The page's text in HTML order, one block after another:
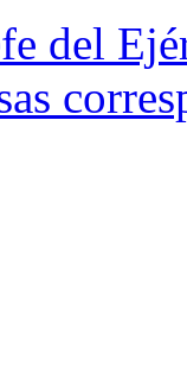
del